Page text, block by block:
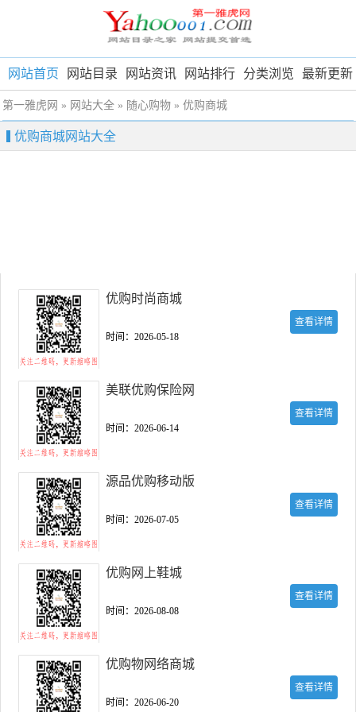
网站首页 网站目录 网站资讯 网站排行 分类浏览 最新更新
第一雅虎网 » 网站大全 » 随心购物 » 优购商城
优购商城网站大全
优购时尚商城
时间：2026-05-18
查看详情
美联优购保险网
时间：2026-06-14
查看详情
源品优购移动版
时间：2026-07-05
查看详情
优购网上鞋城
时间：2026-08-08
查看详情
优购物网络商城
时间：2026-06-20
查看详情